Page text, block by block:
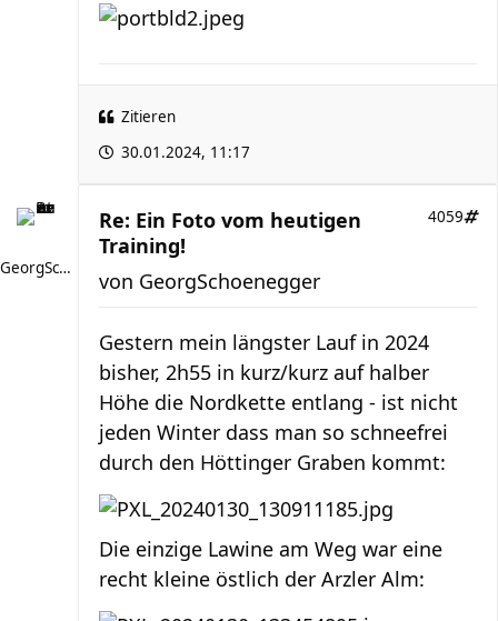
Zitieren
30.01.2024, 11:17
GeorgSchoenegger
Re: Ein Foto vom heutigen
Training!
4059
von GeorgSchoenegger
Gestern mein längster Lauf in 2024
bisher, 2h55 in kurz/kurz auf halber
Höhe die Nordkette entlang - ist nicht
jeden Winter dass man so schneefrei
durch den Höttinger Graben kommt:
Die einzige Lawine am Weg war eine
recht kleine östlich der Arzler Alm: